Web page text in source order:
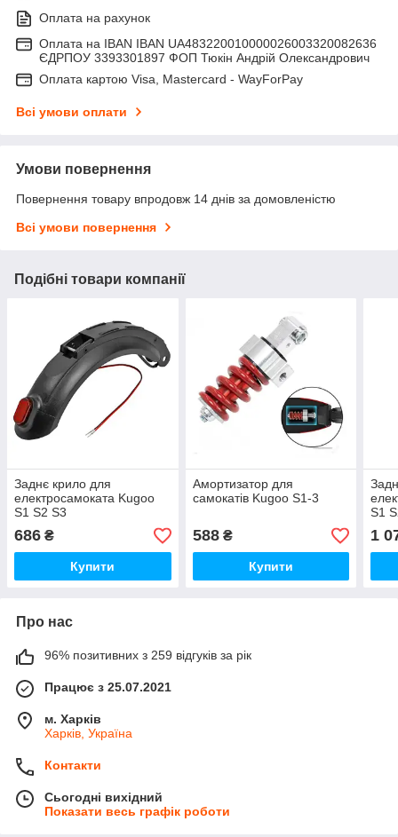
Оплата на рахунок
Оплата на IBAN IBAN UA483220010000026003320082636
ЄДРПОУ 3393301897 ФОП Тюкін Андрій Олександрович
Оплата картою Visa, Mastercard - WayForPay
Всі умови оплати
Умови повернення
Повернення товару впродовж 14 днів за домовленістю
Всі умови повернення
Подібні товари компанії
Заднє крило для
електросамоката Kugoo
S1 S2 S3
686 ₴
Купити
Амортизатор для
самокатів Kugoo S1-3
588₴
Купити
S1
1
Про нас
96% позитивних з 259 відгуків за рік
Працює з 25.07.2021
м. Харків
Харків, Україна
Контакти
Сьогодні вихідний
Показати весь графік роботи